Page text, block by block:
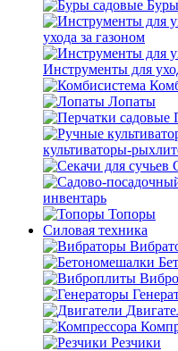
ухода за газоном
Инструменты для
Лопаты
культиваторы-
инвентарь
Топоры
Силовая техника
Резчики